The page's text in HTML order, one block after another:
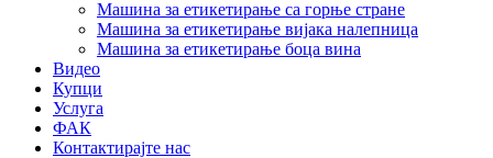
Машина за етикетирање са горње стране
Машина за етикетирање вијака налепница
Машина за етикетирање боца вина
Видео
Купци
Услуга
ФАК
Контактирајте нас